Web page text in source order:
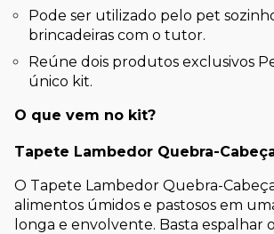
Pode ser utilizado pelo pet
brincadeiras com o tutor.
Reúne dois produtos exclusivos
único kit.
O que vem no kit?
Tapete Lambedor Quebra-
O Tapete Lambedor Quebra-
alimentos úmidos e pastosos em
longa e envolvente. Basta espalhar